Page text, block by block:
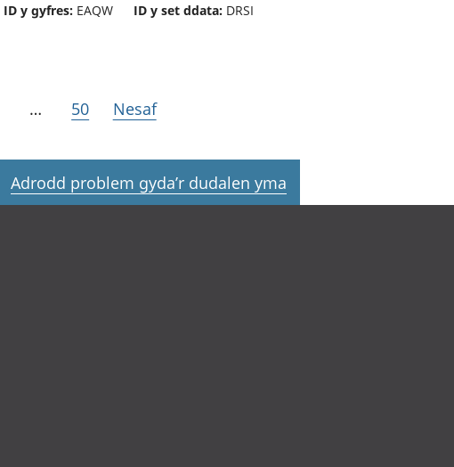
ID y gyfres: EAQW ID y set ddata: DRSI
… 50 Nesaf
Adrodd problem gyda’r dudalen yma